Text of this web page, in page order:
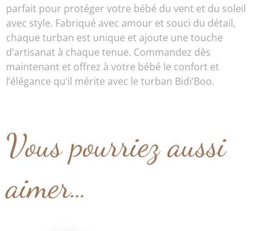
parfait pour protéger votre bébé du vent et du soleil
avec style. Fabriqué avec amour et souci du détail,
chaque turban est unique et ajoute une touche
d’artisanat à chaque tenue. Commandez dès
maintenant et offrez à votre bébé le confort et
l’élégance qu’il mérite avec le turban Bidi’Boo.
Vous pourriez aussi
aimer…